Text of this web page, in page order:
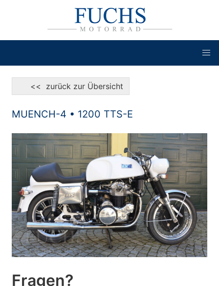
<< zurück zur Übersicht
MUENCH-4 • 1200 TTS-E
Fragen?